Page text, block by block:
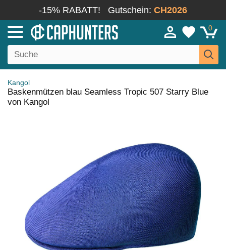
-15% RABATT! Gutschein: CH2026
0
Kangol
Baskenmützen blau Seamless Tropic 507 Starry Blue
von Kangol